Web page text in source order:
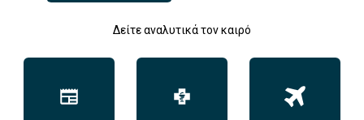
Δείτε αναλυτικά τον καιρό